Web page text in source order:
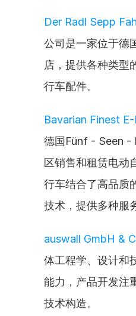
Der Radl Sepp
公司是一家位于德
店，提供各种类型
行车配件。
Bavarian Finest
德国Fünf - Seen -
区销售和租赁电动
行车结合了高品质
技术，提供多种服
auswall GmbH &
体工程学、设计和
能力，产品开发注
技术构造。